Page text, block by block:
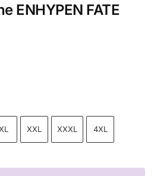
ENHYPEN FATE
XXL XXXL 4XL